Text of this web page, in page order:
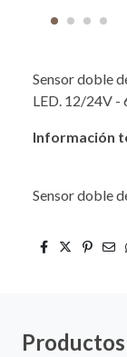
Sensor doble
LED. 12/24V -
Información
Sensor doble